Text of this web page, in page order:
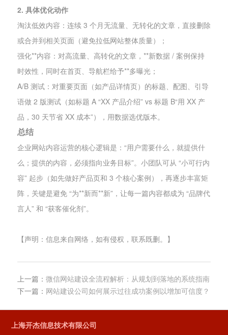
2. 具体优化动作
淘汰低效内容：连续 3 个月无流量、无转化的文章，直接删除
或合并到相关页面（避免拉低网站整体质量）；
强化**内容：对高流量、高转化的文章，**新数据 / 案例保持
时效性，同时在首页、导航栏给予**多曝光；
A/B 测试：对重要页面（如产品详情页）的标题、配图、引导
语做 2 版测试（如标题 A “XX 产品介绍” vs 标题 B“用 XX 产
品，30 天节省 XX 成本”），用数据选优版本。
总结
企业网站内容运营的核心逻辑是：“用户需要什么，就提供什
么；提供的内容，必须指向业务目标”。小团队可从 “小可行内
容” 起步（如先做好产品页和 3 个核心案例），再逐步丰富矩
阵，关键是避免 “为**新而**新”，让每一篇内容都成为 “品牌代
言人” 和 “获客催化剂”。
【声明：信息来自网络，如有侵权，联系既删。】
上一篇： 微信网站建设全流程解析：从规划到落地的系统指南
下一篇： 网站建设公司如何展示过往成功案例以增加可信度？
上海开杰信息技术有限公司